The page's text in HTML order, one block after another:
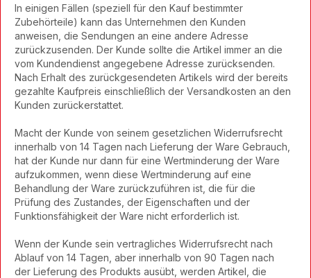
In einigen Fällen (speziell für den Kauf bestimmter
Zubehörteile) kann das Unternehmen den Kunden
anweisen, die Sendungen an eine andere Adresse
zurückzusenden. Der Kunde sollte die Artikel immer an die
vom Kundendienst angegebene Adresse zurücksenden.
Nach Erhalt des zurückgesendeten Artikels wird der bereits
gezahlte Kaufpreis einschließlich der Versandkosten an den
Kunden zurückerstattet.
Macht der Kunde von seinem gesetzlichen Widerrufsrecht
innerhalb von 14 Tagen nach Lieferung der Ware Gebrauch,
hat der Kunde nur dann für eine Wertminderung der Ware
aufzukommen, wenn diese Wertminderung auf eine
Behandlung der Ware zurückzuführen ist, die für die
Prüfung des Zustandes, der Eigenschaften und der
Funktionsfähigkeit der Ware nicht erforderlich ist.
Wenn der Kunde sein vertragliches Widerrufsrecht nach
Ablauf von 14 Tagen, aber innerhalb von 90 Tagen nach
der Lieferung des Produkts ausübt, werden Artikel, die